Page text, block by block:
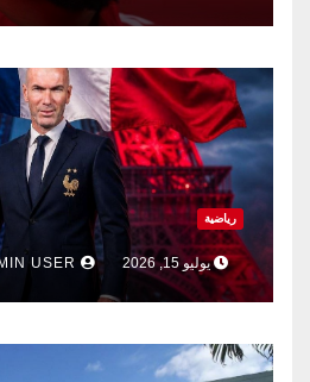
رياضية
يوليو 15, 2026